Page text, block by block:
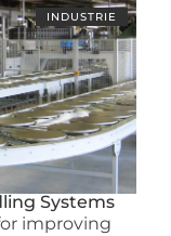
INDUSTRIE
Systems
improving